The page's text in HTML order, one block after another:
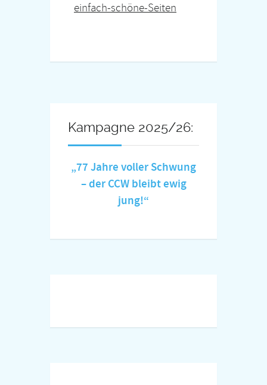
einfach-schöne-Seiten
Kampagne 2025/26:
„77 Jahre voller Schwung
– der CCW bleibt ewig
jung!“